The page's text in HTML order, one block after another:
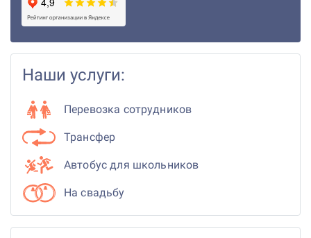
Наши услуги:
Перевозка сотрудников
Трансфер
Автобус для школьников
На свадьбу